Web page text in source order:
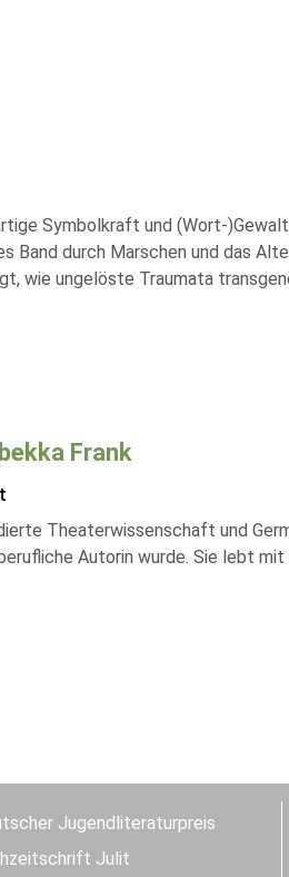
Symbolkraft und (Wort-
Band durch Marschen und das
wie ungelöste Traumata
Frank
Theaterwissenschaft und
Autorin wurde. Sie lebt mit
Jugendliteraturpreis
Julit